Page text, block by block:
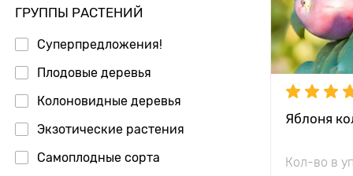
ГРУППЫ РАСТЕНИЙ
Суперпредложения!
Плодовые деревья
Колоновидные деревья
Экзотические растения
Самоплодные сорта
Яблоня
Кол-во в
Период
Вес плода